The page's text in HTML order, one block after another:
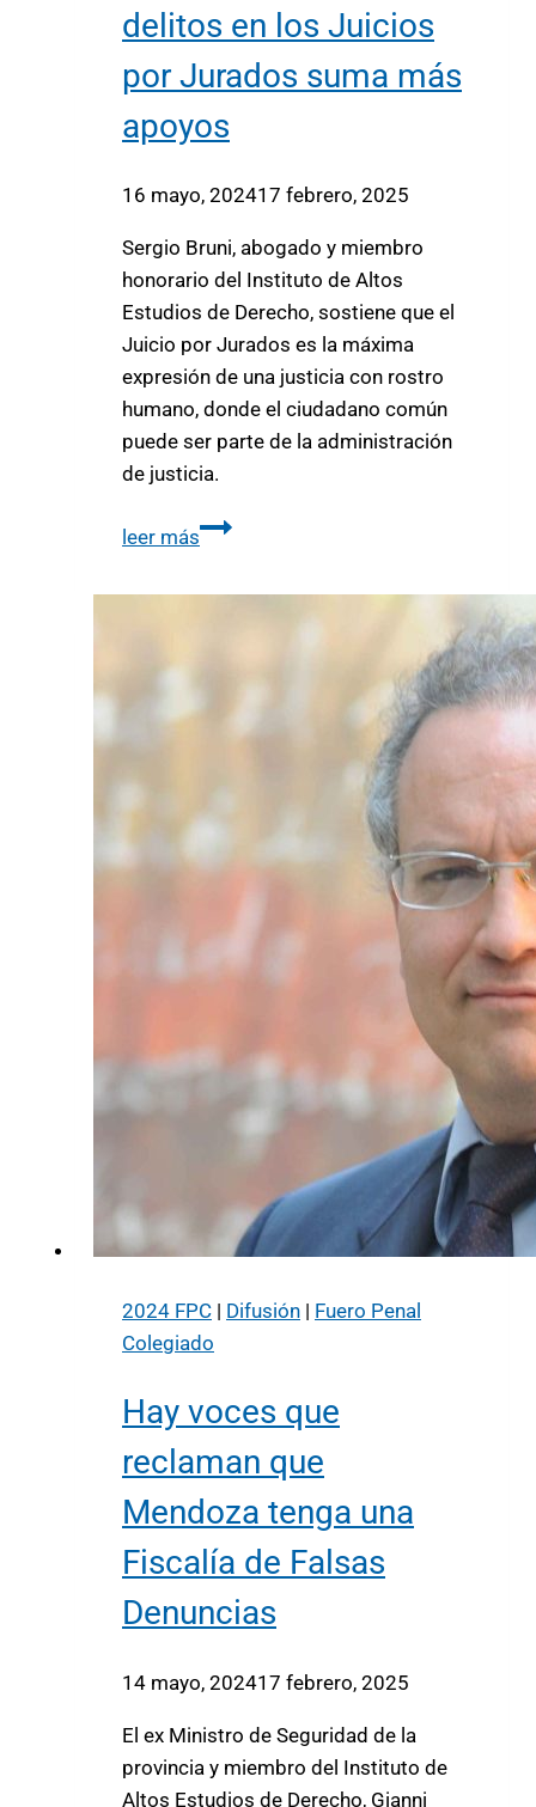
delitos en los Juicios
por Jurados suma más
apoyos
16 mayo, 202417 febrero, 2025
Sergio Bruni, abogado y miembro
honorario del Instituto de Altos
Estudios de Derecho, sostiene que el
Juicio por Jurados es la máxima
expresión de una justicia con rostro
humano, donde el ciudadano común
puede ser parte de la administración
de justicia.
leer más
2024 FPC | Difusión | Fuero Penal
Colegiado
Hay voces que
reclaman que
Mendoza tenga una
Fiscalía de Falsas
Denuncias
14 mayo, 202417 febrero, 2025
El ex Ministro de Seguridad de la
provincia y miembro del Instituto de
Altos Estudios de Derecho, Gianni